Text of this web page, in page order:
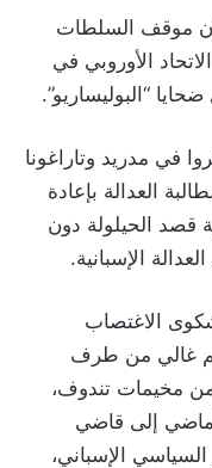
موقف السلطات
الأوروبي في
“البوليساريو”.
في مدريد وتاراغونا
العدالة بإعادة
قصد الحيلولة دون
الإسبانية.
الاغتصاب
إبراهيم غالي من طرف
مخيمات تندوف،
في 24 أبريل الماضي إلى قاضي
الإسباني،